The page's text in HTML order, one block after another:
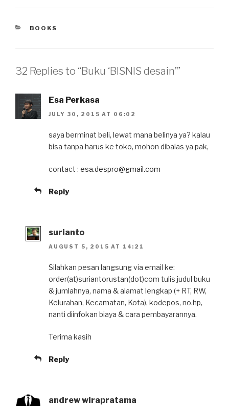
s
p
e
o
CATEGORIES
BOOKS
32 Replies to “Buku ‘BISNIS desain’”
Esa Perkasa
JULY 30, 2015 AT 06:02
saya berminat beli, lewat mana belinya ya? kalau
bisa tanpa harus ke toko, mohon dibalas ya pak,
contact : esa.despro@gmail.com
Reply
surianto
AUGUST 5, 2015 AT 14:21
Silahkan pesan langsung via email ke:
order(at)suriantorustan(dot)com tulis judul buku
& jumlahnya, nama & alamat lengkap (+ RT, RW,
Kelurahan, Kecamatan, Kota), kodepos, no.hp,
nanti diinfokan biaya & cara pembayarannya.
Terima kasih
Reply
andrew wirapratama